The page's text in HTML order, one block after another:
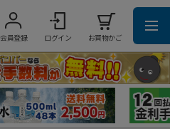
会員登録 ログイン お買物かご